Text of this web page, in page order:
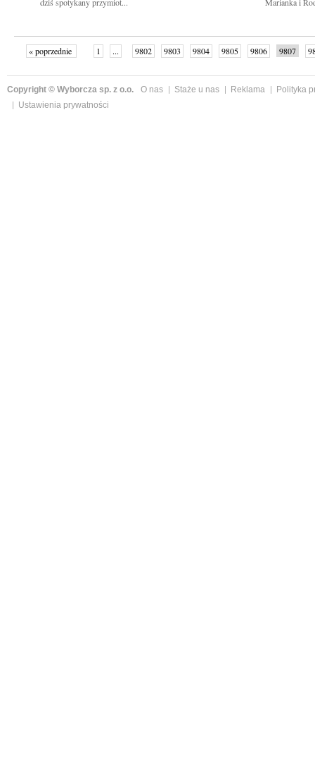
« poprzednie 1 ... 9802 9803 9804 9805 9806 9807
Copyright © Wyborcza sp. z o.o. O nas Staże u nas Reklama
Polityka
Ustawienia prywatności